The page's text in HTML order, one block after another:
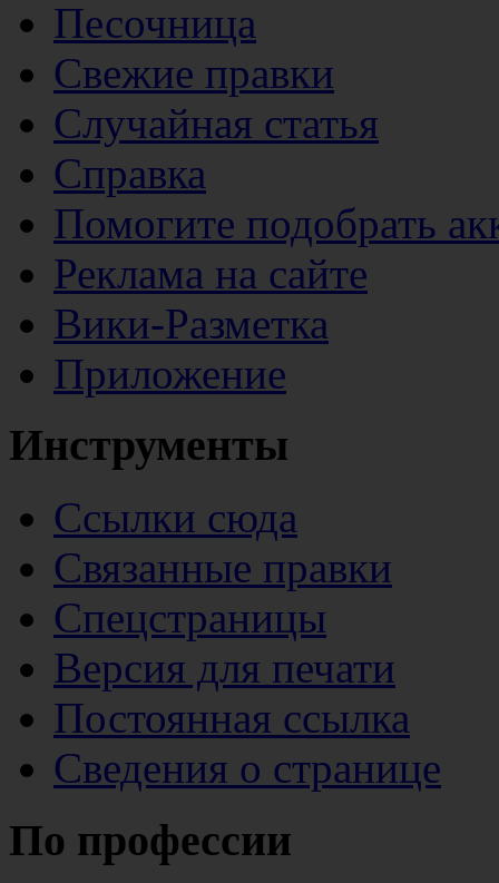
Песочница
Свежие правки
Случайная статья
Справка
Помогите подобрать
Реклама на сайте
Вики-Разметка
Приложение
Инструменты
Ссылки сюда
Связанные правки
Спецстраницы
Версия для печати
Постоянная ссылка
Сведения о странице
По профессии